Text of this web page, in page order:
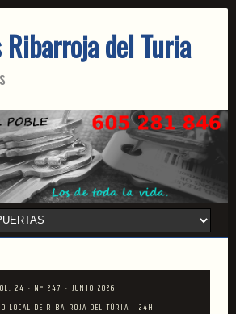
del Turia
24 · Nº 247 · JUNIO 2026
LOCAL DE RIBA-ROJA DEL TÚRIA · 24H